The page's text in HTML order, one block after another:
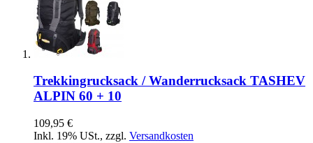
Trekkingrucksack / Wanderrucksack TASHEV
ALPIN 60 + 10
109,95 €
Inkl. 19% USt., zzgl. Versandkosten